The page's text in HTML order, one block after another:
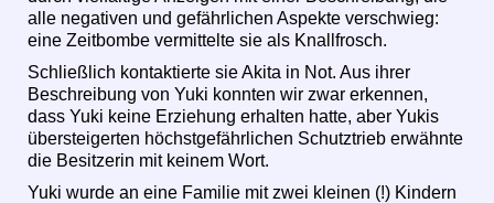
alle negativen und gefährlichen Aspekte verschwieg:
eine Zeitbombe vermittelte sie als Knallfrosch.
Schließlich kontaktierte sie Akita in Not. Aus ihrer
Beschreibung von Yuki konnten wir zwar erkennen,
dass Yuki keine Erziehung erhalten hatte, aber Yukis
übersteigerten höchstgefährlichen Schutztrieb erwähnte
die Besitzerin mit keinem Wort.
Yuki wurde an eine Familie mit zwei kleinen (!) Kindern